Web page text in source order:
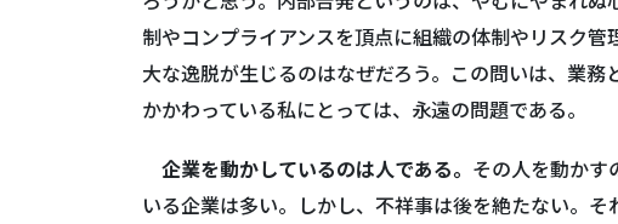
制やコンプライアンスを頂点に組織の体制やリスク
大な逸脱が生じるのはなぜだろう。この問いは、業
かかわっている私にとっては、永遠の問題である。
企業を動かしているのは人である。 その人を動かす
いる企業は多い。しかし、不祥事は後を絶たない。